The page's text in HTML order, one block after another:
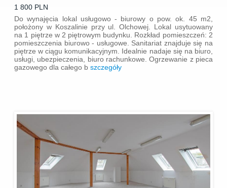
1 800 PLN
Do wynajęcia lokal usługowo - biurowy o pow. ok. 45 m2,
położony w Koszalinie przy ul. Olchowej. Lokal usytuowany
na 1 piętrze w 2 piętrowym budynku. Rozkład pomieszczeń: 2
pomieszczenia biurowo - usługowe. Sanitariat znajduje się na
piętrze w ciągu komunikacyjnym. Idealnie nadaje się na biuro,
usługi, ubezpieczenia, biuro rachunkowe. Ogrzewanie z pieca
gazowego dla całego bszczegóły